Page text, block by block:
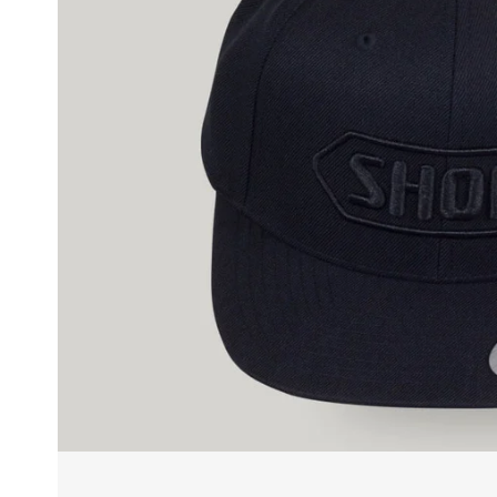
motorhelmen